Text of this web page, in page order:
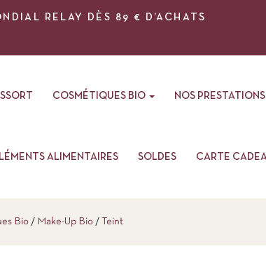
RELAY DÈS 89 € D’ACHATS
COSMÉTIQUES BIO NOS
ALIMENTAIRES SOLDES CARTE
Bio Make-Up Bio Teint